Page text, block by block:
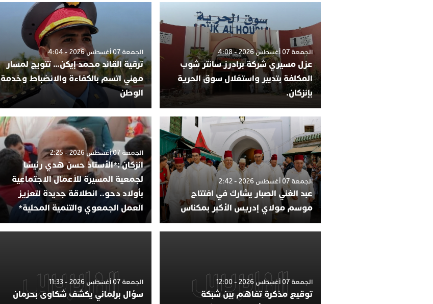
الجمعة 07 أغسطس 2026 - 4:08
عزل مسيري شركة برادرز سانتر شوب
المكلفة بتدبير واستغلال سوق الحرية
بإنزكان.
الجمعة 07 أغسطس 2026 - 4:04
ترقية القائد محمد إيكن… تتويج لمسار
مهني اتسم بالكفاءة والانضباط وخدمة
الوطن
الجمعة 07 أغسطس 2026 - 2:42
عبد الغني الصبار يشارك في افتتاح
موسم مولاي إدريس الأكبر بمكناس
الجمعة 07 أغسطس 2026 - 2:25
انزكان :*الأستاذ حسن هدي رئيسًا
لجمعية المسيرة للأعمال الاجتماعية
بأولاد دحو.. انطلاقة جديدة لتعزيز
العمل الجمعوي والتنمية المحلية*
الجمعة 07 أغسطس 2026 - 12:00
توقيع مذكرة تفاهم بين شبكة
الجمعة 07 أغسطس 2026 - 11:33
سؤال برلماني يكشف شكاوى بحرمان